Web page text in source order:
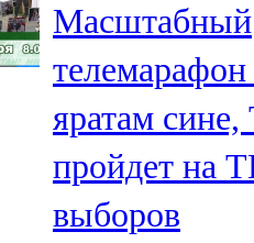
Түбән Кама
102,6 FM
Чирмешән
107,7 FM
Чистай
Масштабный
яратам сине,
пройдет на
выборов